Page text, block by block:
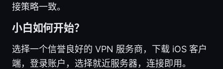
接策略一致。
小白如何开始？
选择一个信誉良好的 VPN 服务商，下载 iOS 客户
端，登录账户，选择就近服务器，连接即用。